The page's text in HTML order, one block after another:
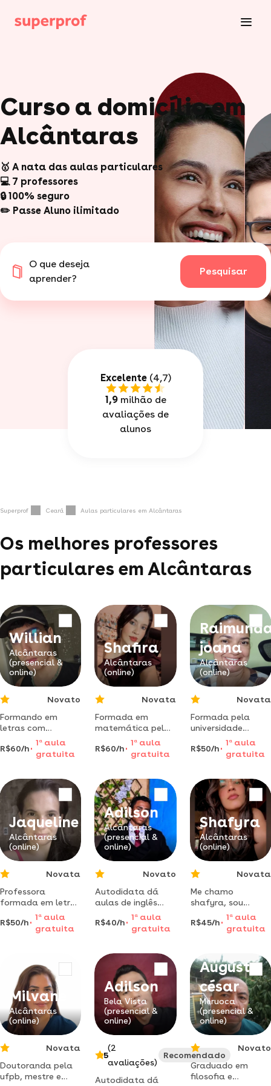
Curso a domicílio em
Alcântaras
🥇 A nata das aulas particulares
💻 7 professores
🔒 100% seguro
✏️ Passe Aluno ilimitado
O que deseja
aprender?
Pesquisar
Excelente(4,7)
1,9milhão de
avaliações de
alunos
Superprof Ceará Aulas particulares em Alcântaras
Os melhores professores
particulares em Alcântaras
Willian
Alcântaras
(presencial &
online)
Novato
Formando em
letras com
habilitação em
língua inglesa pela
universidade
acaraú-uva
R$60/h
1 aaula
gratuita
Shafira
Alcântaras
(online)
Novata
Formada em
matemática pelo
ifce, atuei no
colégio da policia
militar em anos
médio
R$60/h
1 a aula
gratuita
joana
Alcântaras
(online)
Novata
Formada pela
universidade
federal do ceará,
dá aula de
conversação em
iniciantes.
R$50/h
1 aaula
gratuita
Jaqueline
Alcântaras
(online)
Novata
Professora
formada em letras
português.
aprendizagem
garantida,
trabalho com
turmas do ensino
fundamental.
R$50/h
1 aaula
gratuita
Adilson
Alcântaras
(presencial &
online)
Novato
Autodidata dá
aulas de inglês
ensinando técnicas
de aprendizado
inovadoras e
acompanhamento
por whatsapp
R$40/h
1 a aula
gratuita
Shafyra
Alcântaras
(online)
Novata
Me chamo
shafyra, sou
professora
dematemática,
formada pelo ifce
docceará. estou
aqui para ajuda-
los a embarcar no
mundo da
matemática,
dando-lhes todo
suporte possível
para que ava
R$45/h
1 aaula
gratuita
Milvane
Alcântaras
(online)
Novata
Doutoranda pela
ufpb, mestre e
Adilson
Bela Vista
(presencial &
online)
5
(2
avaliações)
Recomendado
Autodidata dá
Augusto
césar
Meruoca
(presencial &
online)
Novato
Graduado em
filosofia e